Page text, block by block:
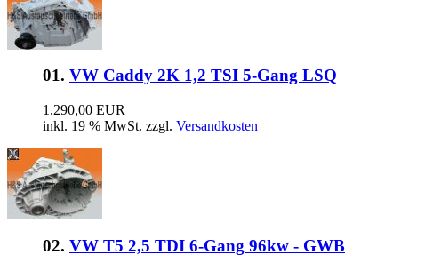
01. VW Caddy 2K 1,2 TSI 5-Gang LSQ
1.290,00 EUR
inkl. 19 % MwSt. zzgl. Versandkosten
02. VW T5 2,5 TDI 6-Gang 96kw - GWB